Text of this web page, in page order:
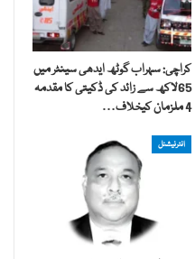
کراچی: سہراب گوٹھ ایدھی سینٹر میں
65لاکھ سے زائد کی ڈکیتی کا مقدمہ
4 ملزمان کیخلاف…
انٹرنیشنل